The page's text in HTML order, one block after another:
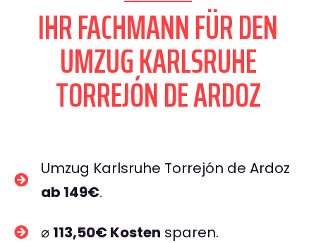
IHR FACHMANN FÜR DEN
UMZUG KARLSRUHE
TORREJÓN DE ARDOZ
Umzug Karlsruhe Torrejón de Ardoz
ab 149€.
⌀ 113,50€ Kosten sparen.